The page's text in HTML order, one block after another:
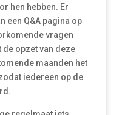
hen hebben. Er
een Q&A pagina op
vragen
opzet van deze
maanden het
iedereen op de